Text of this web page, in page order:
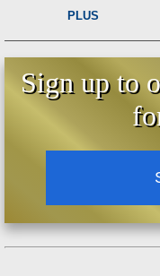
PLUS
Sign up to